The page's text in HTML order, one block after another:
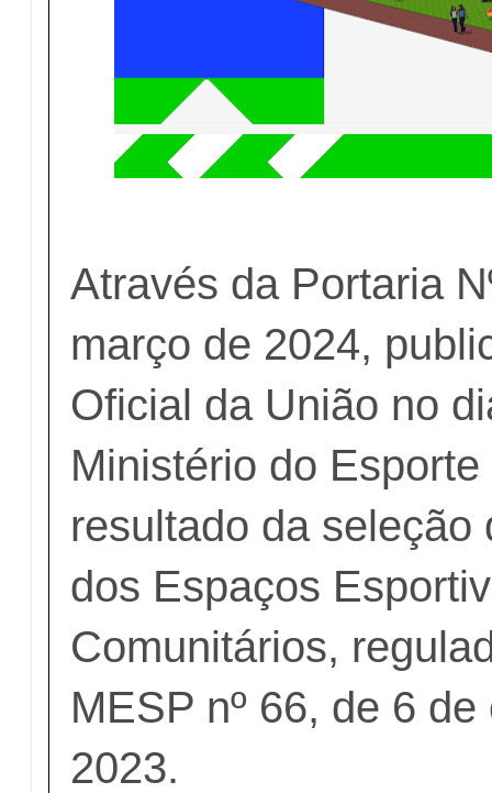
Através da Portaria
março de 2024,
Oficial da União no
Ministério do
resultado da seleção
dos Espaços
Comunitários,
MESP nº 66, de 6
2023.